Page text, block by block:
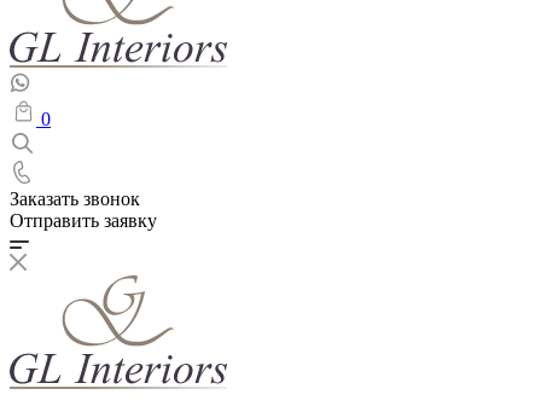
0
Заказать звонок
Отправить заявку